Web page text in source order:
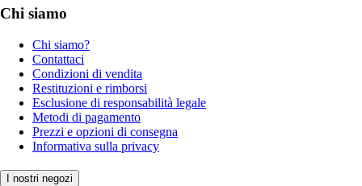
Chi siamo
Chi siamo?
Contattaci
Condizioni di vendita
Restituzioni e rimborsi
Esclusione di responsabilità legale
Metodi di pagamento
Prezzi e opzioni di consegna
Informativa sulla privacy
I nostri negozi